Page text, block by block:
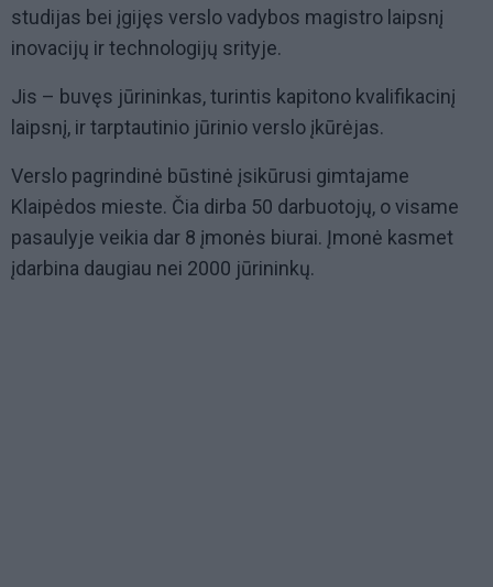
studijas bei įgijęs verslo vadybos magistro laipsnį
inovacijų ir technologijų srityje.
Jis – buvęs jūrininkas, turintis kapitono kvalifikacinį
laipsnį, ir tarptautinio jūrinio verslo įkūrėjas.
Verslo pagrindinė būstinė įsikūrusi gimtajame
Klaipėdos mieste. Čia dirba 50 darbuotojų, o visame
pasaulyje veikia dar 8 įmonės biurai. Įmonė kasmet
įdarbina daugiau nei 2000 jūrininkų.